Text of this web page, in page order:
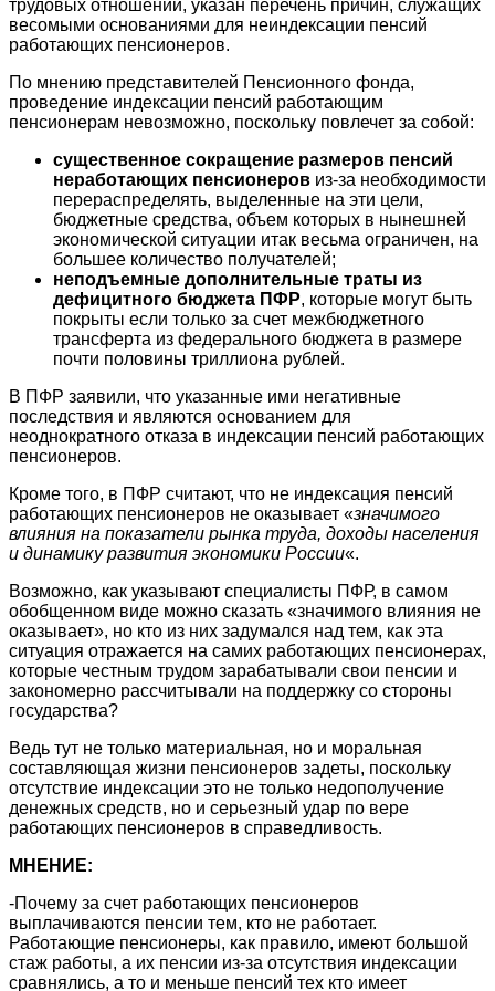
трудовых отношений, указан перечень причин, служащих
весомыми основаниями для неиндексации пенсий
работающих пенсионеров.
По мнению представителей Пенсионного фонда,
проведение индексации пенсий работающим
пенсионерам невозможно, поскольку повлечет за собой:
существенное сокращение размеров пенсий
неработающих пенсионеров из-за необходимости
перераспределять, выделенные на эти цели,
бюджетные средства, объем которых в нынешней
экономической ситуации итак весьма ограничен, на
большее количество получателей;
неподъемные дополнительные траты из
дефицитного бюджета ПФР, которые могут быть
покрыты если только за счет межбюджетного
трансферта из федерального бюджета в размере
почти половины триллиона рублей.
В ПФР заявили, что указанные ими негативные
последствия и являются основанием для
неоднократного отказа в индексации пенсий работающих
пенсионеров.
Кроме того, в ПФР считают, что не индексация пенсий
работающих пенсионеров не оказывает «значимого
влияния на показатели рынка труда, доходы населения
и динамику развития экономики России«.
Возможно, как указывают специалисты ПФР, в самом
обобщенном виде можно сказать «значимого влияния не
оказывает», но кто из них задумался над тем, как эта
ситуация отражается на самих работающих пенсионерах,
которые честным трудом зарабатывали свои пенсии и
закономерно рассчитывали на поддержку со стороны
государства?
Ведь тут не только материальная, но и моральная
составляющая жизни пенсионеров задеты, поскольку
отсутствие индексации это не только недополучение
денежных средств, но и серьезный удар по вере
работающих пенсионеров в справедливость.
МНЕНИЕ:
-Почему за счет работающих пенсионеров
выплачиваются пенсии тем, кто не работает.
Работающие пенсионеры, как правило, имеют большой
стаж работы, а их пенсии из-за отсутствия индексации
сравнялись, а то и меньше пенсий тех кто имеет